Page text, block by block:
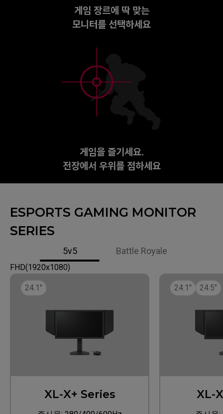
게임 장르에 딱 맞는
모니터를 선택하세요
게임을 즐기세요.
전장에서 우위를 점하세요
ESPORTS GAMING MONITOR
SERIES
5v5 Battle Royale​
FHD(1920x1080)​
24.1"
XL-X+ Series​
24.1" 24.5"
XL-